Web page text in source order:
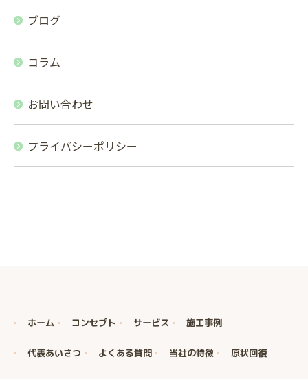
ブログ
コラム
お問い合わせ
プライバシーポリシー
ホーム コンセプト サービス 施工事例
代表あいさつ よくある質問 当社の特徴 原状回復